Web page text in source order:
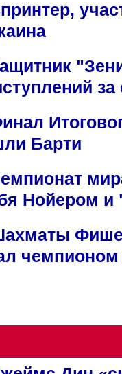
Барти
Нойером и